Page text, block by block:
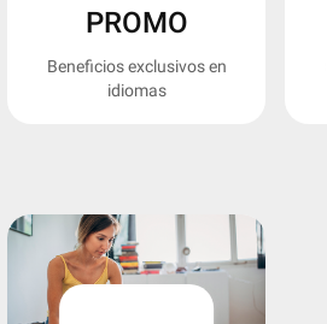
PROMO
Beneficios exclusivos en
idiomas